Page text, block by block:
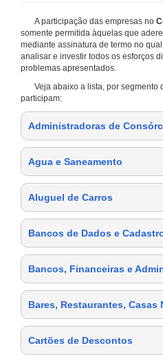
A participação das empresas no
somente permitida àquelas que
mediante assinatura de termo no
analisar e investir todos os esforços
problemas apresentados.
Veja abaixo a lista, por segmento
participam:
Administradoras de
Agua e Saneamento
Aluguel de Carros
Bancos de Dados e
Bancos, Financeiras e
Bares, Restaurantes, Casas
Cartões de Descontos